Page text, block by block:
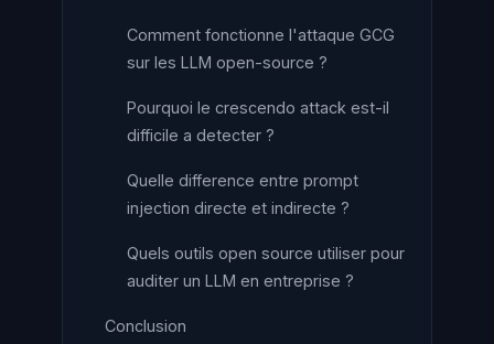
Comment fonctionne l'attaque GCG
sur les LLM open-source ?
Pourquoi le crescendo attack est-il
difficile a detecter ?
Quelle difference entre prompt
injection directe et indirecte ?
Quels outils open source utiliser pour
auditer un LLM en entreprise ?
Conclusion